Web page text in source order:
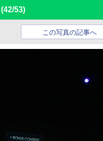
(42/53)
この写真の記事へ